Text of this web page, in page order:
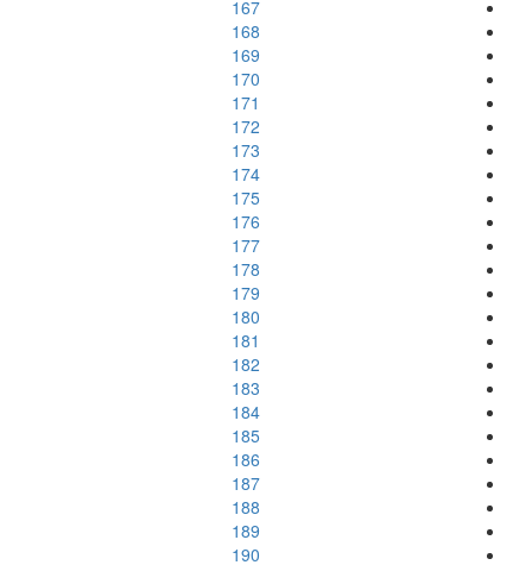
167
168
169
170
171
172
173
174
175
176
177
178
179
180
181
182
183
184
185
186
187
188
189
190